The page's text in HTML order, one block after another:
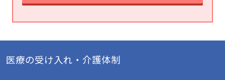
医療の受け入れ・介護体制